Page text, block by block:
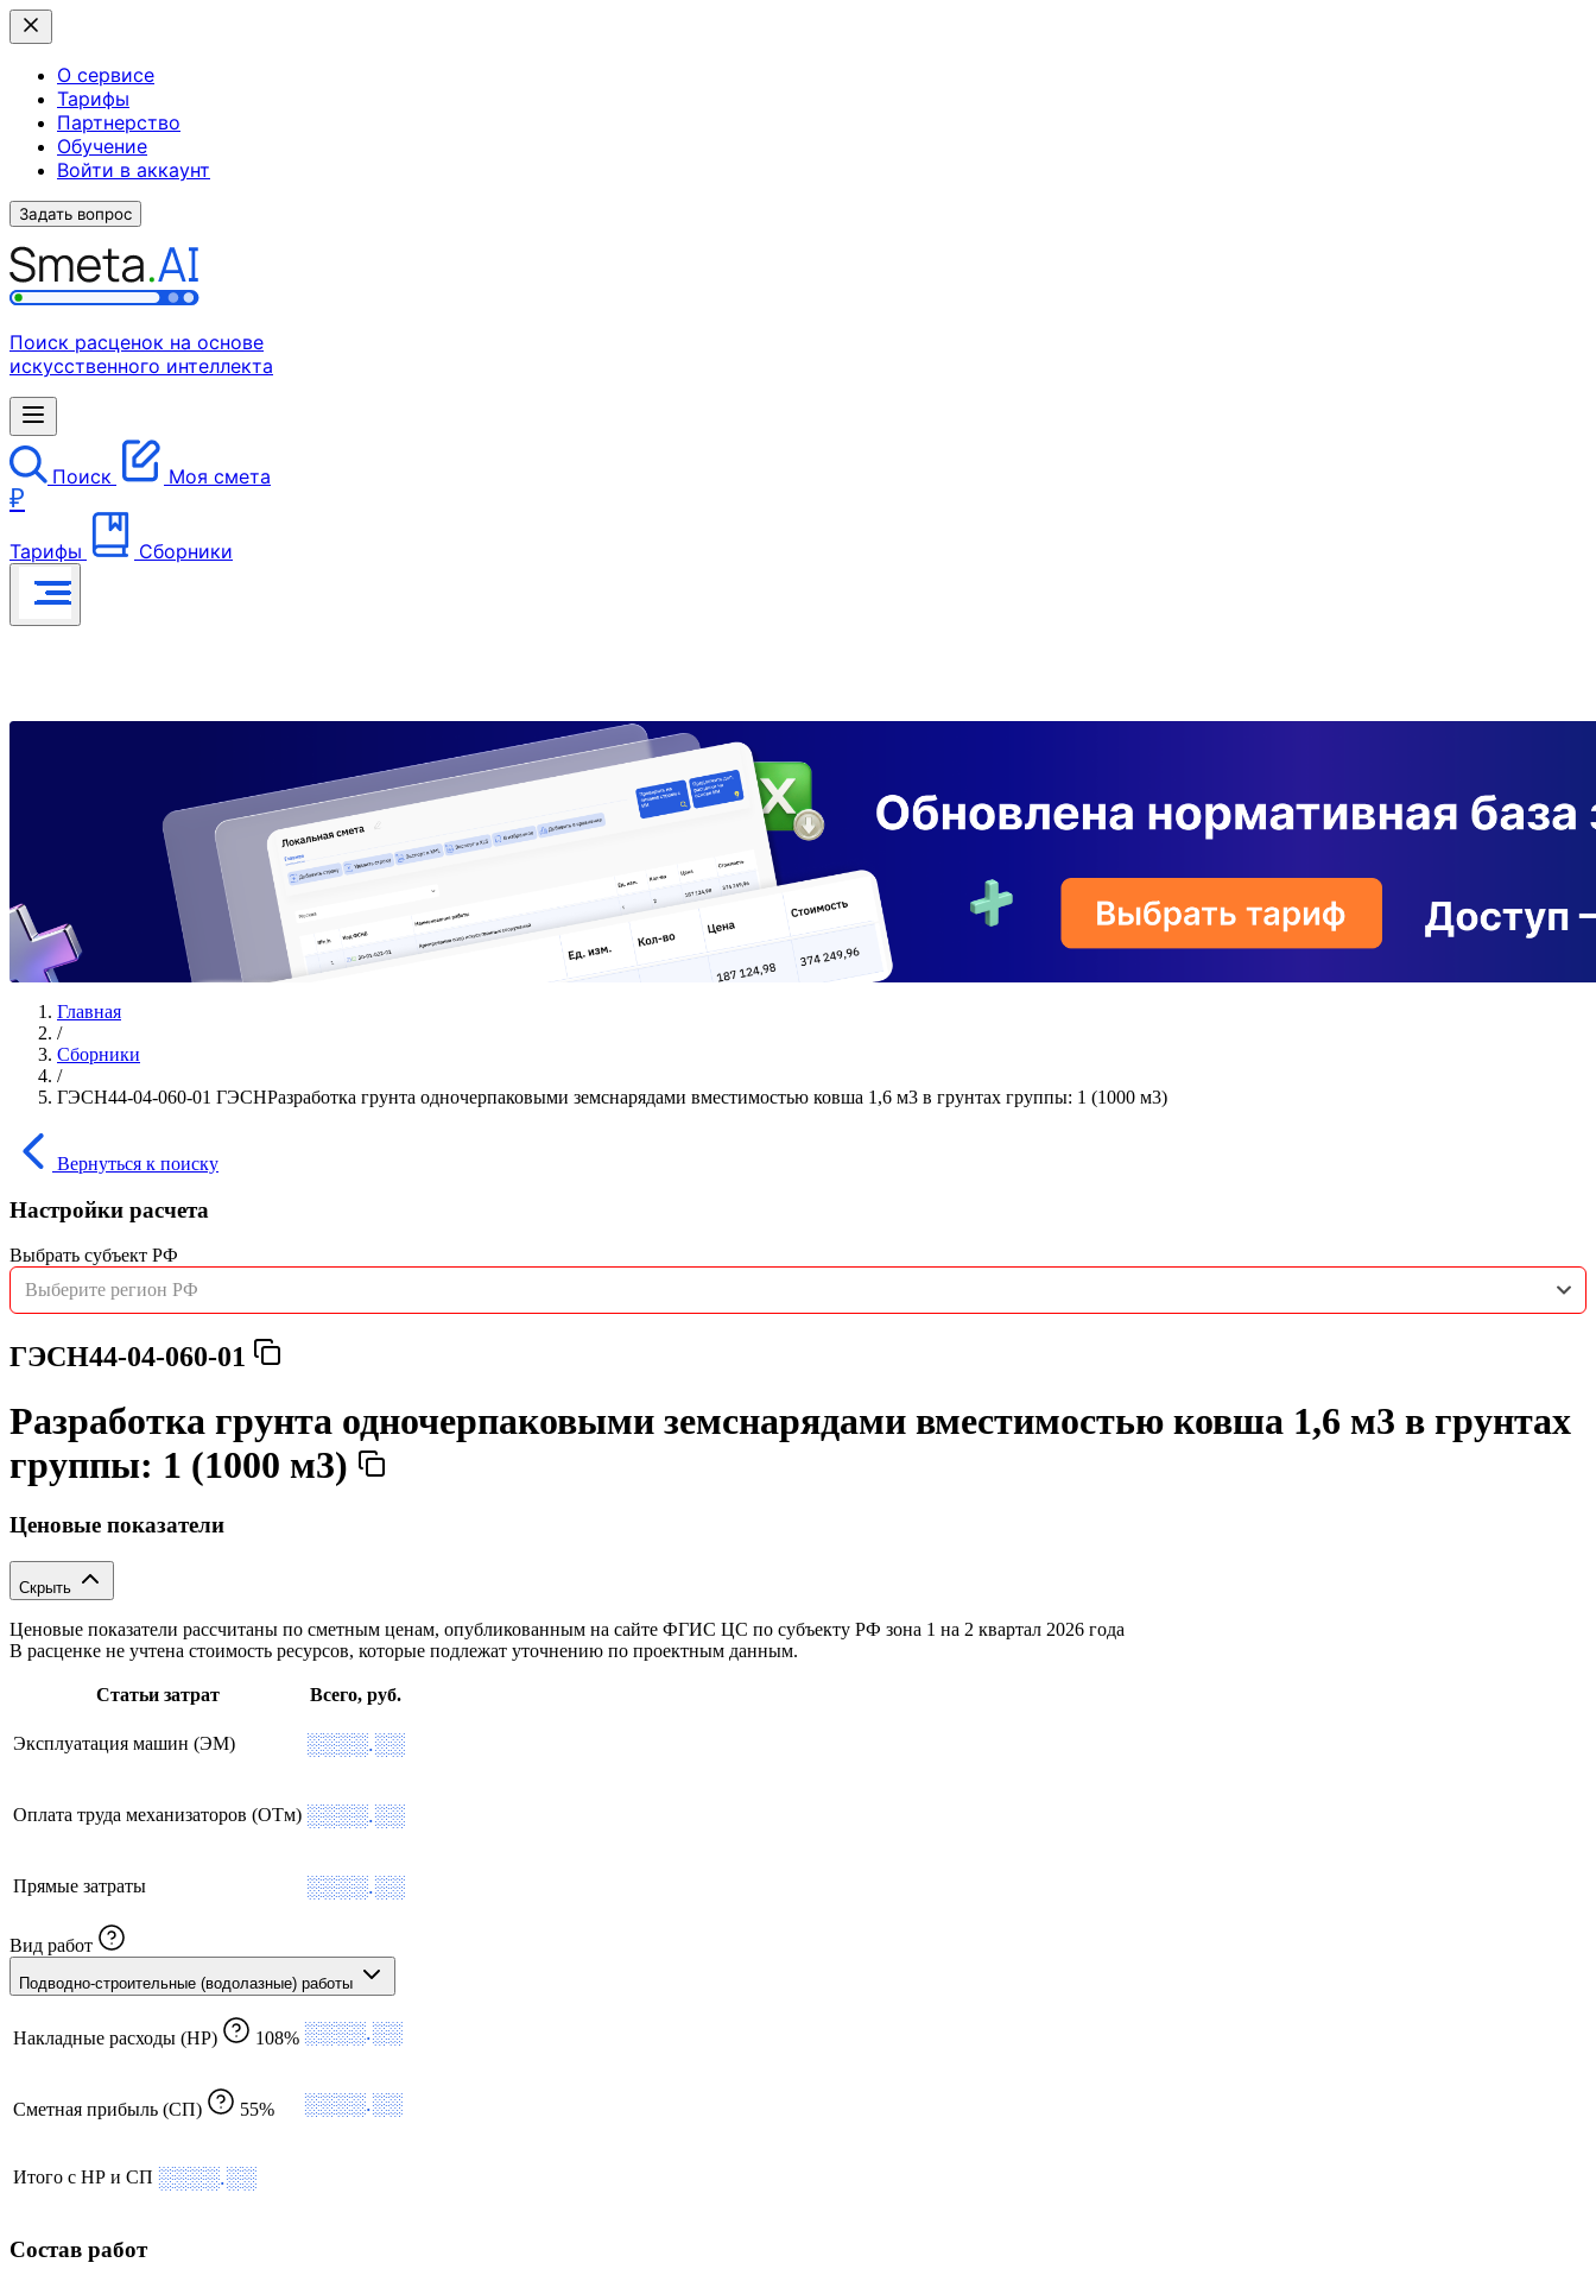
О сервисе
Тарифы
Партнерство
Обучение
Войти в аккаунт
Задать вопрос
Поиск расценок на основе
искусственного интеллекта
Поиск Моя смета
₽
Тарифы Сборники
Главная
/
Сборники
/
ГЭСН44-04-060-01 ГЭСНРазработка грунта одночерпаковыми земснарядами вместимостью ковша 1,6 м3 в грунтах группы: 1 (1000 м3)
Вернуться к поиску
Настройки расчета
Выбрать субъект РФ
Выберите регион РФ
ГЭСН44-04-060-01
Разработка грунта одночерпаковыми земснарядами вместимостью ковша 1,6 м3 в грунтах
группы: 1 (1000 м3)
Ценовые показатели
Скрыть
Ценовые показатели рассчитаны по сметным ценам, опубликованным на сайте ФГИС ЦС по субъекту РФ зона 1 на 2 квартал 2026 года
В расценке не учтена стоимость ресурсов, которые подлежат уточнению по проектным данным.
Статьи затрат Всего, руб.
Эксплуатация машин (ЭМ) ░░░░.░░
Оплата труда механизаторов (ОТм) ░░░░.░░
Прямые затраты ░░░░.░░
Вид работ
Подводно-строительные (водолазные) работы
Накладные расходы (НР) 108% ░░░░.░░
Сметная прибыль (СП) 55% ░░░░.░░
Итого с НР и СП ░░░░.░░
Состав работ